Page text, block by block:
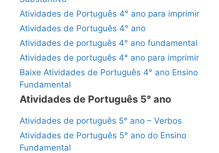
Atividades de Português 4° ano para imprimir
Atividades de Português 4° ano
Atividades de português 4° ano fundamental
Atividades de português 4° ano para imprimir
Baixe Atividades de Português 4° ano Ensino
Fundamental
Atividades de Português 5° ano
Atividades de português 5° ano – Verbos
Atividades de Português 5° ano do Ensino
Fundamental